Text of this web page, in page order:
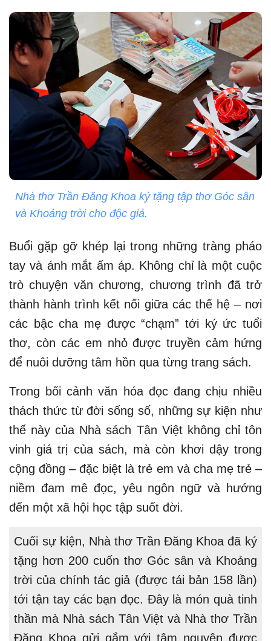
Nhà thơ Trần Đăng Khoa ký tặng tập thơ Góc sân
và Khoảng trời cho độc giả.
Buổi gặp gỡ khép lại trong những tràng pháo
tay và ánh mắt ấm áp. Không chỉ là một cuộc
trò chuyện văn chương, chương trình đã trở
thành hành trình kết nối giữa các thế hệ – nơi
các bậc cha mẹ được “chạm” tới ký ức tuổi
thơ, còn các em nhỏ được truyền cảm hứng
để nuôi dưỡng tâm hồn qua từng trang sách.
Trong bối cảnh văn hóa đọc đang chịu nhiều
thách thức từ đời sống số, những sự kiện như
thế này của Nhà sách Tân Việt không chỉ tôn
vinh giá trị của sách, mà còn khơi dậy trong
cộng đồng – đặc biệt là trẻ em và cha mẹ trẻ –
niềm đam mê đọc, yêu ngôn ngữ và hướng
đến một xã hội học tập suốt đời.
Cuối sự kiện, Nhà thơ Trần Đăng Khoa đã ký
tặng hơn 200 cuốn thơ Góc sân và Khoảng
trời của chính tác giả (được tái bản 158 lần)
tới tận tay các bạn đọc. Đây là món quà tinh
thần mà Nhà sách Tân Việt và Nhà thơ Trần
Đăng Khoa gửi gắm với tâm nguyện được